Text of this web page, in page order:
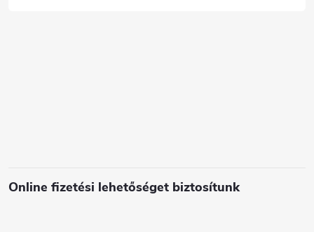
Online fizetési lehetőséget biztosítunk